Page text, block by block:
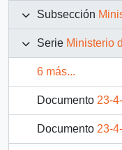
Subsección
Serie Ministerio
6 más...
Documento 23-
Documento 23-4-